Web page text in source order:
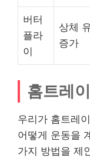
버터
플라
이
상체
증가
홈트레
우리가 홈트레
어떻게 운동을
가지 방법을 제